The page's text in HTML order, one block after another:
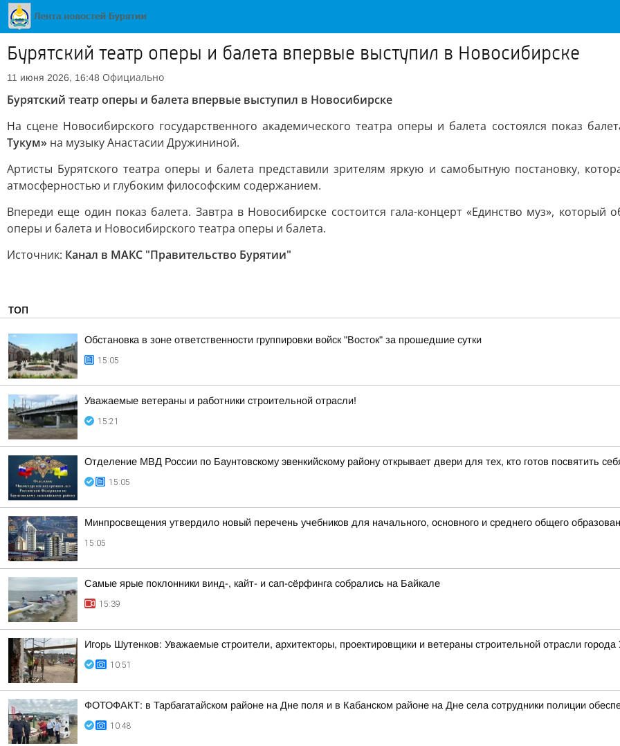
Бурятский театр оперы и балета впервые выступил в Новосибирске
11 июня 2026, 16:48 Официально
Бурятский театр оперы и балета впервые выступил в Новосибирске
На сцене Новосибирского государственного академического театра оперы и балета состоялся показ
Тукум» на музыку Анастасии Дружининой.
Артисты Бурятского театра оперы и балета представили зрителям яркую и самобытную постановку,
атмосферностью и глубоким философским содержанием.
Впереди еще один показ балета. Завтра в Новосибирске состоится гала-концерт «Единство муз», который
оперы и балета и Новосибирского театра оперы и балета.
Источник: Канал в МАКС "Правительство Бурятии"
ТОП
Обстановка в зоне ответственности группировки войск "Восток" за прошедшие сутки
15:05
Уважаемые ветераны и работники строительной отрасли!
15:21
Отделение МВД России по Баунтовскому эвенкийскому району открывает двери для тех, кто готов посвятить
15:05
Минпросвещения утвердило новый перечень учебников для начального, основного и среднего общего
15:05
Самые ярые поклонники винд-, кайт- и сап-сёрфинга собрались на Байкале
15:39
Игорь Шутенков: Уважаемые строители, архитекторы, проектировщики и ветераны строительной отрасли города
10:51
ФОТОФАКТ: в Тарбагатайском районе на Дне поля и в Кабанском районе на Дне села сотрудники полиции
10:48